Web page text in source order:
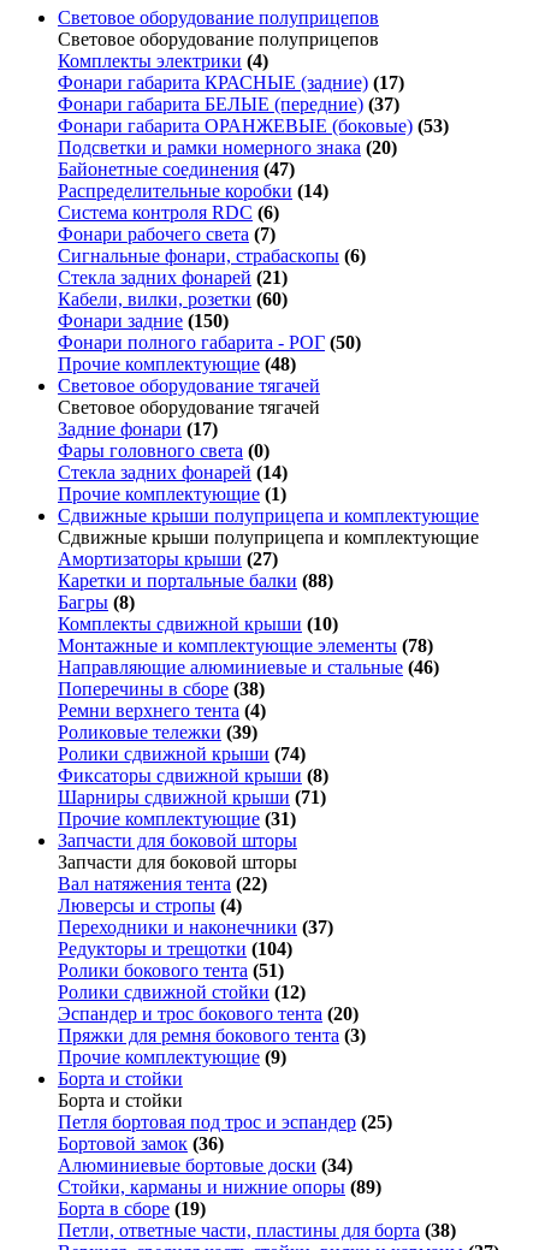
Световое оборудование полуприцепов
Световое оборудование полуприцепов
Комплекты электрики (4)
Фонари габарита КРАСНЫЕ (задние) (17)
Фонари габарита БЕЛЫЕ (передние) (37)
Фонари габарита ОРАНЖЕВЫЕ (боковые) (53)
Подсветки и рамки номерного знака (20)
Байонетные соединения (47)
Распределительные коробки (14)
Система контроля RDC (6)
Фонари рабочего света (7)
Сигнальные фонари, страбаскопы (6)
Стекла задних фонарей (21)
Кабели, вилки, розетки (60)
Фонари задние (150)
Фонари полного габарита - РОГ (50)
Прочие комплектующие (48)
Световое оборудование тягачей
Световое оборудование тягачей
Задние фонари (17)
Фары головного света (0)
Стекла задних фонарей (14)
Прочие комплектующие (1)
Сдвижные крыши полуприцепа и комплектующие
Сдвижные крыши полуприцепа и комплектующие
Амортизаторы крыши (27)
Каретки и портальные балки (88)
Багры (8)
Комплекты сдвижной крыши (10)
Монтажные и комплектующие элементы (78)
Направляющие алюминиевые и стальные (46)
Поперечины в сборе (38)
Ремни верхнего тента (4)
Роликовые тележки (39)
Ролики сдвижной крыши (74)
Фиксаторы сдвижной крыши (8)
Шарниры сдвижной крыши (71)
Прочие комплектующие (31)
Запчасти для боковой шторы
Запчасти для боковой шторы
Вал натяжения тента (22)
Люверсы и стропы (4)
Переходники и наконечники (37)
Редукторы и трещотки (104)
Ролики бокового тента (51)
Ролики сдвижной стойки (12)
Эспандер и трос бокового тента (20)
Пряжки для ремня бокового тента (3)
Прочие комплектующие (9)
Борта и стойки
Борта и стойки
Петля бортовая под трос и эспандер (25)
Бортовой замок (36)
Алюминиевые бортовые доски (34)
Стойки, карманы и нижние опоры (89)
Борта в сборе (19)
Петли, ответные части, пластины для борта (38)